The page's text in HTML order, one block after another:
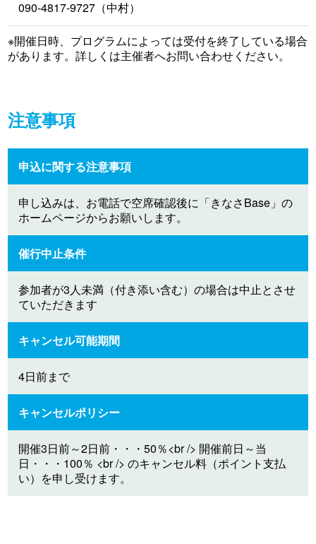
090-4817-9727（中村）
※開催日時、プログラムによっては受付を終了している場合
があります。詳しくは主催者へお問い合わせください。
注意事項
申込に関する注意事項
申し込みは、お電話で空席確認後に「きなさBase」の
ホームページからお願いします。
催行中止条件
参加者が3人未満（付き添い含む）の場合は中止とさせ
ていただきます
キャンセル可能期間
4日前まで
キャンセルポリシー
開催3日前～2日前・・・50％<br /> 開催前日～当
日・・・100％ <br /> のキャンセル料（ポイント支払
い）を申し受けます。